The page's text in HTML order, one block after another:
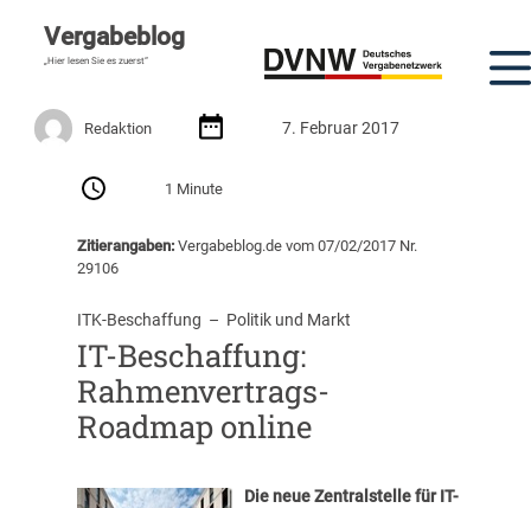
Vergabeblog
„Hier lesen Sie es zuerst“
Redaktion 7. Februar 2017
1 Minute
Zitierangaben:Vergabeblog.de vom 07/02/2017 Nr.
29106
ITK-Beschaffung
  –
Politik und Markt
IT-Beschaffung:
Rahmenvertrags-
Roadmap online
Die neue Zentralstelle für IT-